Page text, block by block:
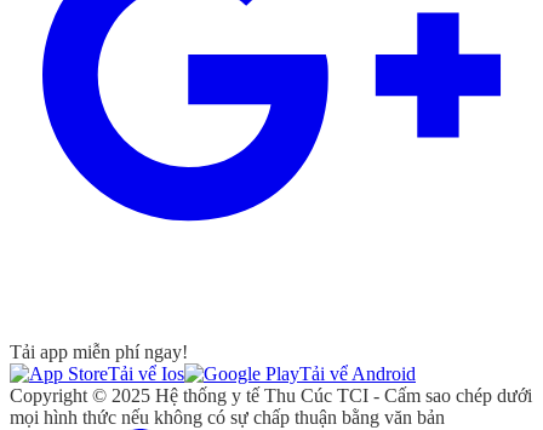
Tải app miễn phí ngay!
Tải vể Ios
Tải vể Android
Copyright © 2025 Hệ thống y tế Thu Cúc TCI - Cấm sao chép dưới
mọi hình thức nếu không có sự chấp thuận bằng văn bản